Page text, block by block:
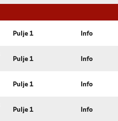
Pulje 1 Info
Pulje 1 Info
Pulje 1 Info
Pulje 1 Info